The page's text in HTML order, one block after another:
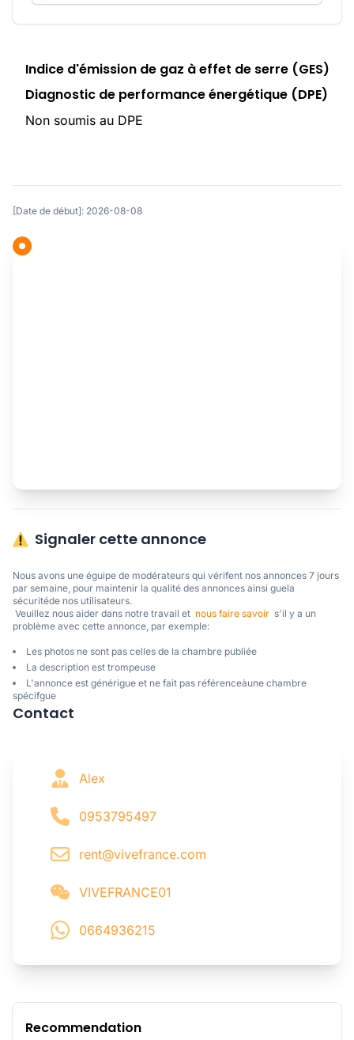
Indice d'émission de gaz à effet de serre (GES)
Diagnostic de performance énergétique (DPE)
Non soumis au DPE
[Date de début]: 2026-08-08
Signaler cette annonce
Nous avons une éguipe de modérateurs qui vérifent nos annonces 7 jours
par semaine, pour maintenir la qualité des annonces ainsi guela
sécuritéde nos utilisateurs.
Veuillez nous aider dans notre travail et nous faire savoir
  s'il y a un
problème avec cette annonce, par exemple:
Les photos ne sont pas celles de la chambre publiée
La description est trompeuse
L'annonce est générigue et ne fait pas référenceàune chambre
spécifgue
Contact
Alex
0953795497
rent@vivefrance.com
VIVEFRANCE01
0664936215
Recommendation